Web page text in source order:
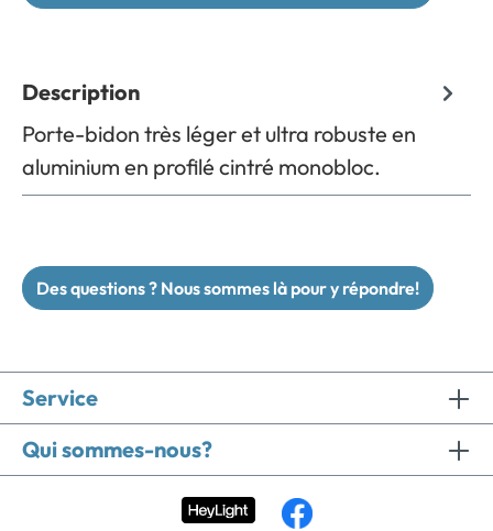
Description
Porte-bidon très léger et ultra robuste en
aluminium en profilé cintré monobloc.
Des questions ? Nous sommes là pour y répondre!
Service
Qui sommes-nous?